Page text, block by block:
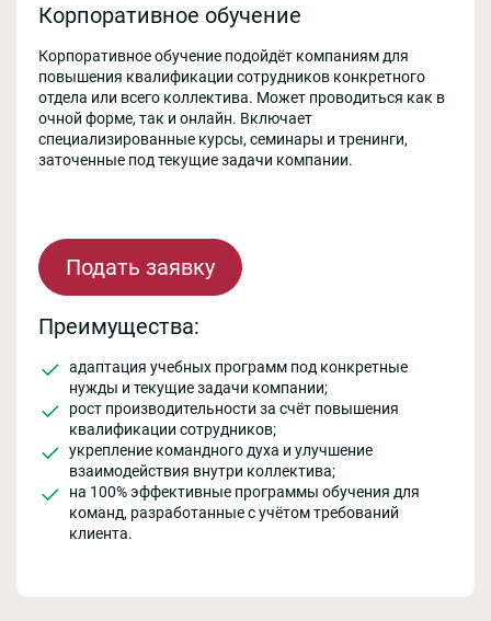
Корпоративное обучение
Корпоративное обучение подойдёт компаниям для
повышения квалификации сотрудников конкретного
отдела или всего коллектива. Может проводиться как в
очной форме, так и онлайн. Включает
специализированные курсы, семинары и тренинги,
заточенные под текущие задачи компании.
Подать заявку
Преимущества:
адаптация учебных программ под конкретные
нужды и текущие задачи компании;
рост производительности за счёт повышения
квалификации сотрудников;
укрепление командного духа и улучшение
взаимодействия внутри коллектива;
на 100% эффективные программы обучения для
команд, разработанные с учётом требований
клиента.